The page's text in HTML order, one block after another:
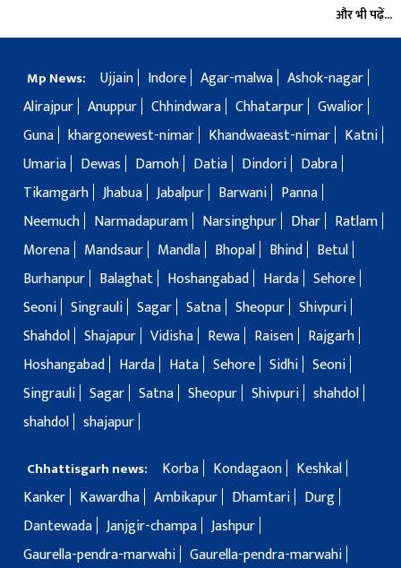
और भी पढ़ें...
Mp News: Ujjain Indore Agar-malwa Ashok-nagar
Alirajpur Anuppur Chhindwara Chhatarpur Gwalior
Guna khargonewest-nimar Khandwaeast-nimar
Katni
Umaria
Dewas Damoh Datia Dindori
Dabra
Tikamgarh Jhabua Jabalpur Barwani
Panna
Neemuch
Narmadapuram Narsinghpur Dhar
Ratlam
Morena
Mandsaur Mandla Bhopal Bhind
Betul
Burhanpur
Balaghat Hoshangabad Harda Sehore
Seoni Singrauli Sagar Satna Sheopur Shivpuri
Shahdol Shajapur Vidisha Rewa Raisen
Rajgarh
Hoshangabad
Harda Hata Sehore Sidhi Seoni
Singrauli Sagar Satna Sheopur Shivpuri shahdol
shahdol shajapur
Chhattisgarh news: Korba Kondagaon
Keshkal
Kanker
Kawardha Ambikapur Dhamtari
Durg
Dantewada Janjgir-champa Jashpur
Gaurella-pendra-marwahi Gaurella-pendra-marwahi